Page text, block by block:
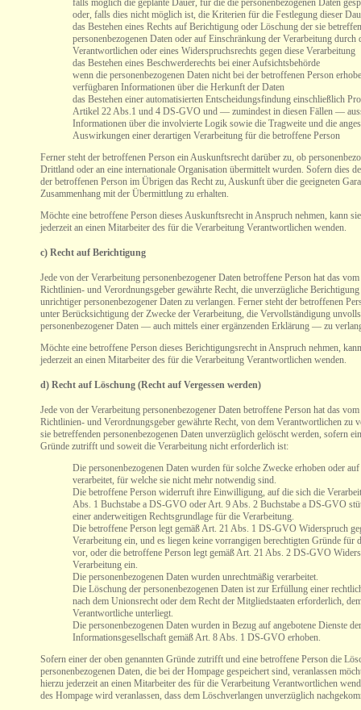
falls möglich die geplante Dauer, für die die personenbezogenen Daten
oder, falls dies nicht möglich ist, die Kriterien für die Festlegung dieser
das Bestehen eines Rechts auf Berichtigung oder Löschung der sie
personenbezogenen Daten oder auf Einschränkung der Verarbeitung durch
Verantwortlichen oder eines Widerspruchsrechts gegen diese Verarbeitung
das Bestehen eines Beschwerderechts bei einer Aufsichtsbehörde
wenn die personenbezogenen Daten nicht bei der betroffenen Person
verfügbaren Informationen über die Herkunft der Daten
das Bestehen einer automatisierten Entscheidungsfindung einschließlich
Artikel 22 Abs.1 und 4 DS-GVO und — zumindest in diesen Fällen —
Informationen über die involvierte Logik sowie die Tragweite und die
Auswirkungen einer derartigen Verarbeitung für die betroffene Person
Ferner steht der betroffenen Person ein Auskunftsrecht darüber zu, ob
Drittland oder an eine internationale Organisation übermittelt wurden. Sofern dies
der betroffenen Person im Übrigen das Recht zu, Auskunft über die geeigneten
Zusammenhang mit der Übermittlung zu erhalten.
Möchte eine betroffene Person dieses Auskunftsrecht in Anspruch nehmen, kann
jederzeit an einen Mitarbeiter des für die Verarbeitung Verantwortlichen wenden.
c) Recht auf Berichtigung
Jede von der Verarbeitung personenbezogener Daten betroffene Person hat das
Richtlinien- und Verordnungsgeber gewährte Recht, die unverzügliche
unrichtiger personenbezogener Daten zu verlangen. Ferner steht der betroffenen
unter Berücksichtigung der Zwecke der Verarbeitung, die Vervollständigung
personenbezogener Daten — auch mittels einer ergänzenden Erklärung — zu
Möchte eine betroffene Person dieses Berichtigungsrecht in Anspruch nehmen,
jederzeit an einen Mitarbeiter des für die Verarbeitung Verantwortlichen wenden.
d) Recht auf Löschung (Recht auf Vergessen werden)
Jede von der Verarbeitung personenbezogener Daten betroffene Person hat das
Richtlinien- und Verordnungsgeber gewährte Recht, von dem Verantwortlichen zu
sie betreffenden personenbezogenen Daten unverzüglich gelöscht werden, sofern
Gründe zutrifft und soweit die Verarbeitung nicht erforderlich ist:
Die personenbezogenen Daten wurden für solche Zwecke erhoben oder
verarbeitet, für welche sie nicht mehr notwendig sind.
Die betroffene Person widerruft ihre Einwilligung, auf die sich die
Abs. 1 Buchstabe a DS-GVO oder Art. 9 Abs. 2 Buchstabe a DS-GVO
einer anderweitigen Rechtsgrundlage für die Verarbeitung.
Die betroffene Person legt gemäß Art. 21 Abs. 1 DS-GVO Widerspruch
Verarbeitung ein, und es liegen keine vorrangigen berechtigten Gründe für
vor, oder die betroffene Person legt gemäß Art. 21 Abs. 2 DS-GVO
Verarbeitung ein.
Die personenbezogenen Daten wurden unrechtmäßig verarbeitet.
Die Löschung der personenbezogenen Daten ist zur Erfüllung einer
nach dem Unionsrecht oder dem Recht der Mitgliedstaaten erforderlich,
Verantwortliche unterliegt.
Die personenbezogenen Daten wurden in Bezug auf angebotene Dienste der
Informationsgesellschaft gemäß Art. 8 Abs. 1 DS-GVO erhoben.
Sofern einer der oben genannten Gründe zutrifft und eine betroffene Person die
personenbezogenen Daten, die bei der Hompage gespeichert sind, veranlassen
hierzu jederzeit an einen Mitarbeiter des für die Verarbeitung Verantwortlichen
des Hompage wird veranlassen, dass dem Löschverlangen unverzüglich